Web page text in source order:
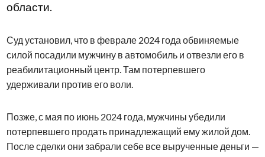
области.
Суд установил, что в феврале 2024 года обвиняемые
силой посадили мужчину в автомобиль и отвезли его в
реабилитационный центр. Там потерпевшего
удерживали против его воли.
Позже, с мая по июнь 2024 года, мужчины убедили
потерпевшего продать принадлежащий ему жилой дом.
После сделки они забрали себе все вырученные деньги —